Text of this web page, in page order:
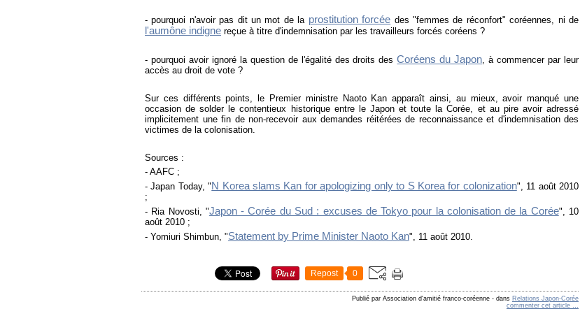
- pourquoi n'avoir pas dit un mot de la prostitution forcée des "femmes de réconfort" coréennes, ni de
l'aumône indigne reçue à titre d'indemnisation par les travailleurs forcés coréens ?
- pourquoi avoir ignoré la question de l'égalité des droits desCoréens du Japon, à commencer par leur
accès au droit de vote ?
Sur ces différents points, le Premier ministre Naoto Kan apparaît ainsi, au mieux, avoir manqué une
occasion de solder le contentieux historique entre le Japon et toute la Corée, et au pire avoir adressé
implicitement une fin de non-recevoir aux demandes réitérées de reconnaissance et d'indemnisation des
victimes de la colonisation.
Sources :
- AAFC ;
- Japan Today, " N Korea slams Kan for apologizing only to S Korea for colonization", 11 août 2010
;
- Ria Novosti, "Japon - Corée du Sud : excuses de Tokyo pour la colonisation de la Corée", 10
août 2010 ;
- Yomiuri Shimbun, "Statement by Prime Minister Naoto Kan", 11 août 2010.
Repost 0
Publié par Association d'amitié franco-coréenne - dans Relations Japon-Corée
commenter cet article …